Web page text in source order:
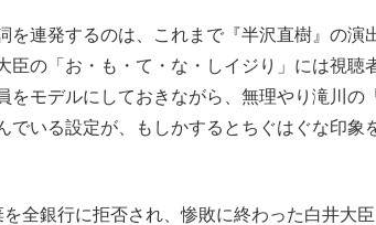
連発するのは、これまで『半沢直樹』の演
臣の「お・も・て・な・しイジり」には視聴
をモデルにしておきながら、無理やり滝川の
でいる設定が、もしかするとちぐはぐな印象
全銀行に拒否され、惨敗に終わった白井大